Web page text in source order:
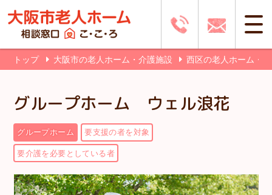
トップ 大阪市の老人ホーム・介護施設 西区の老人ホーム・
グループホーム ウェル浪花
グループホーム 要支援の者を対象
要介護を必要としている者